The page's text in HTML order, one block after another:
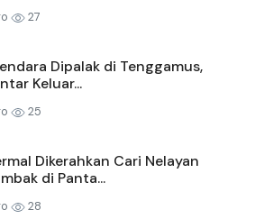
27
Dipalak di Tenggamus,
Keluar...
25
Dikerahkan Cari Nelayan
di Panta...
28